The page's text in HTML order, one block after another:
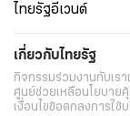
ไทยรัฐอีเวนต์
เกี่ยวกับไทยรัฐ
กิจกรรมร่วมงานกับเรา
ศูนย์ช่วยเหลือนโยบาย
เงื่อนไขข้อตกลงการใช้